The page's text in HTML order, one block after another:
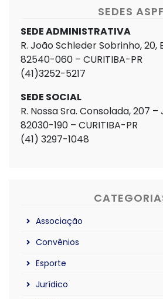
SEDES ASPF
SEDE ADMINISTRATIVA
R. João Schleder Sobrinho, 20,
82540-060 – CURITIBA-PR
(41)3252-5217
SEDE SOCIAL
R. Nossa Sra. Consolada, 207
82030-190 – CURITIBA-PR
(41) 3297-1048
Associação
Convênios
Esporte
Jurídico